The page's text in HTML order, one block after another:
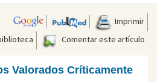
Imprimir
Comentar este artículo
Valorados Críticamente